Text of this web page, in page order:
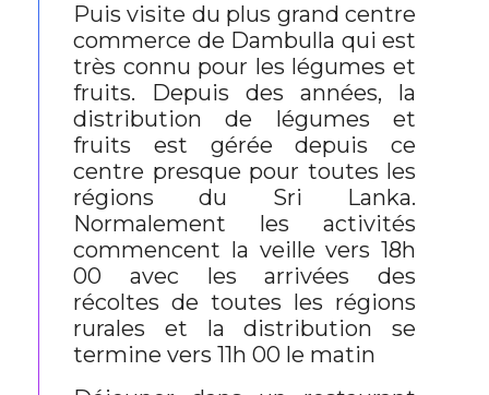
Puis visite du plus grand centre
commerce de Dambulla qui est
très connu pour les légumes et
fruits. Depuis des années, la
distribution de légumes et
fruits est gérée depuis ce
centre presque pour toutes les
régions du Sri Lanka.
Normalement les activités
commencent la veille vers 18h
00 avec les arrivées des
récoltes de toutes les régions
rurales et la distribution se
termine vers 11h 00 le matin